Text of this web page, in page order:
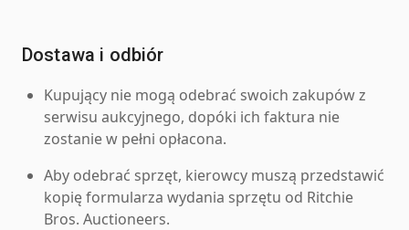
Dostawa i odbiór
Kupujący nie mogą odebrać swoich zakupów z
serwisu aukcyjnego, dopóki ich faktura nie
zostanie w pełni opłacona.
Aby odebrać sprzęt, kierowcy muszą przedstawić
kopię formularza wydania sprzętu od Ritchie
Bros. Auctioneers.